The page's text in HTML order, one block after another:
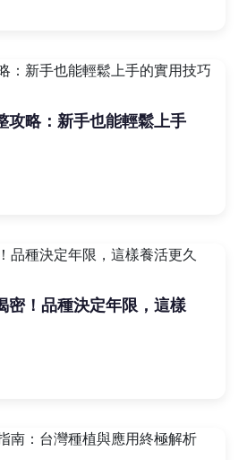
攻略：新手也能輕鬆上手
密！品種決定年限，這樣